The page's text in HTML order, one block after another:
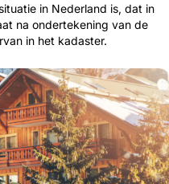
in Nederland is, dat in
na ondertekening van de
in het kadaster.